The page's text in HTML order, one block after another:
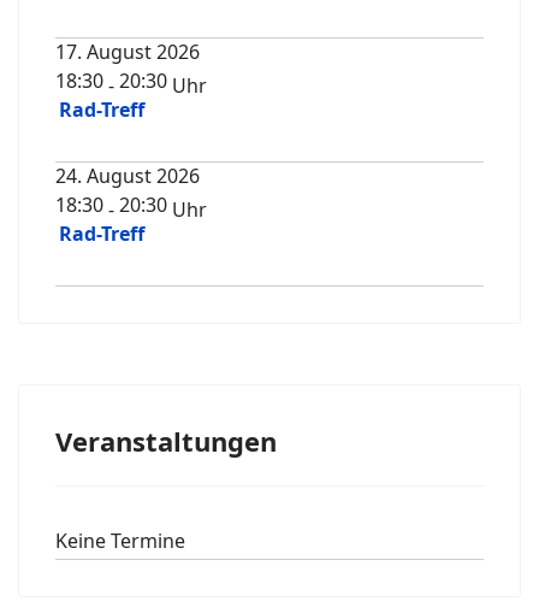
17. August 2026
18:30-20:30 Uhr
Rad-Treff
24. August 2026
18:30-20:30 Uhr
Rad-Treff
Veranstaltungen
Keine Termine